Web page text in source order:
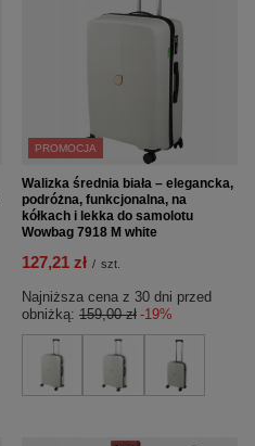
PROMOCJA
Walizka średnia biała – elegancka,
podróżna, funkcjonalna, na
kółkach i lekka do samolotu
Wowbag 7918 M white
127,21 zł / szt.
Najniższa cena z 30 dni przed
obniżką: 159,00 zł -19%